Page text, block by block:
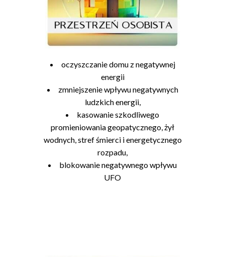
oczyszczanie domu z negatywnej
energii
zmniejszenie wpływu negatywnych
ludzkich energii,
kasowanie szkodliwego
promieniowania geopatycznego, żył
wodnych, stref śmierci i energetycznego
rozpadu,
blokowanie negatywnego wpływu
UFO